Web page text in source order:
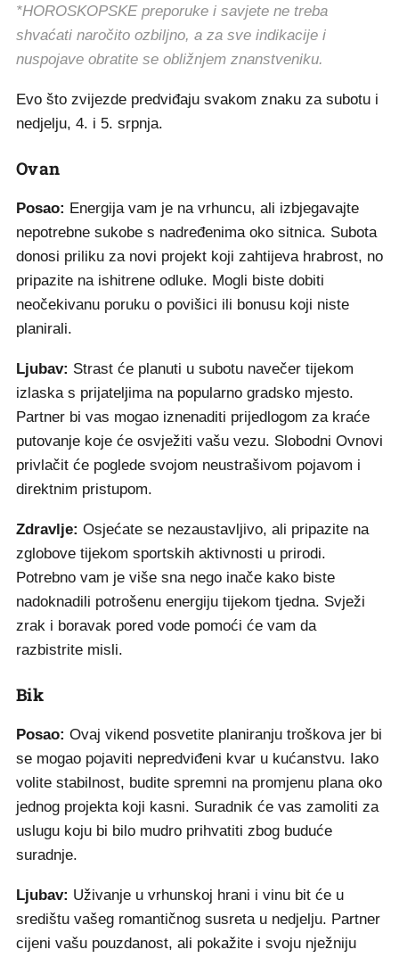
*HOROSKOPSKE preporuke i savjete ne treba
shvaćati naročito ozbiljno, a za sve indikacije i
nuspojave obratite se obližnjem znanstveniku.
Evo što zvijezde predviđaju svakom znaku za subotu i
nedjelju, 4. i 5. srpnja.
Ovan
Posao: Energija vam je na vrhuncu, ali izbjegavajte
nepotrebne sukobe s nadređenima oko sitnica. Subota
donosi priliku za novi projekt koji zahtijeva hrabrost, no
pripazite na ishitrene odluke. Mogli biste dobiti
neočekivanu poruku o povišici ili bonusu koji niste
planirali.
Ljubav: Strast će planuti u subotu navečer tijekom
izlaska s prijateljima na popularno gradsko mjesto.
Partner bi vas mogao iznenaditi prijedlogom za kraće
putovanje koje će osvježiti vašu vezu. Slobodni Ovnovi
privlačit će poglede svojom neustrašivom pojavom i
direktnim pristupom.
Zdravlje: Osjećate se nezaustavljivo, ali pripazite na
zglobove tijekom sportskih aktivnosti u prirodi.
Potrebno vam je više sna nego inače kako biste
nadoknadili potrošenu energiju tijekom tjedna. Svježi
zrak i boravak pored vode pomoći će vam da
razbistrite misli.
Bik
Posao: Ovaj vikend posvetite planiranju troškova jer bi
se mogao pojaviti nepredviđeni kvar u kućanstvu. Iako
volite stabilnost, budite spremni na promjenu plana oko
jednog projekta koji kasni. Suradnik će vas zamoliti za
uslugu koju bi bilo mudro prihvatiti zbog buduće
suradnje.
Ljubav: Uživanje u vrhunskoj hrani i vinu bit će u
središtu vašeg romantičnog susreta u nedjelju. Partner
cijeni vašu pouzdanost, ali pokažite i svoju nježniju